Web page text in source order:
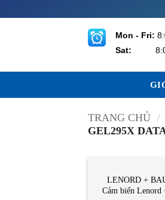
qua
Mon - Fri:
Sat:
8:00
TRANG CHỦ /
GEL295X
LENORD +
Cảm biến Lenord